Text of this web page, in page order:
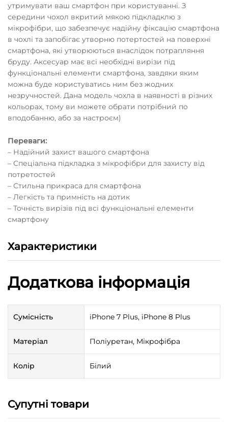
утримувати ваш смартфон при користуванні. З
середини чохол вкритий мякою підкладклю з
мікрофібри, що забезпечує надійну фіксацію смартфона
в чохлі та запобігає утворню потертостей на поверхні
смартфона, які утворюються внаслідок потрапляння
бруду. Аксесуар має всі необхідні вирізи під
функціональні елементи смартфона, завдяки яким
можна буде користуватись ним без жодних
незручностей. Дана модель чохла в наявності в різних
кольорах, тому ви можете обрати потрібний по
вподобанню, або за настроєм)
Переваги:
– Надійний захист вашого смартфона
– Спеціальна підкладка з мікрофібри для захисту від
потретостей
– Стильна прикраса для смартфона
– Легкість та примність на дотик
– Точність вирізів під всі функціональні елементи
смартфону
Характеристики
Додаткова інформація
Сумісність iPhone 7 Plus, iPhone 8 Plus
Матеріал Поліуретан, Мікрофібра
Колір Білий
Супутні товари